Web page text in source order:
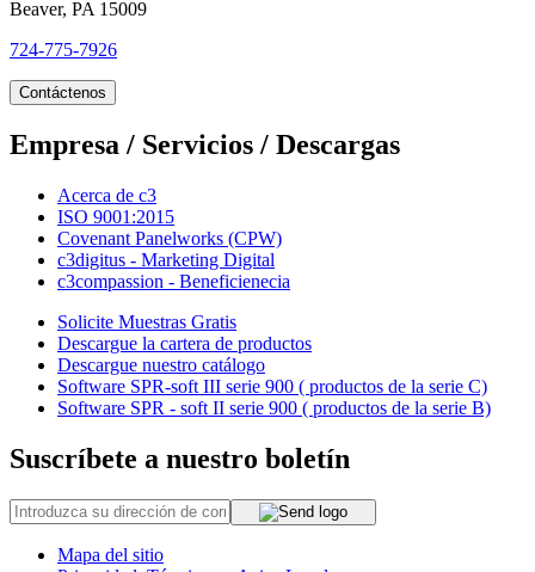
Beaver, PA 15009
724-775-7926
Contáctenos
Empresa / Servicios / Descargas
Acerca de c3
ISO 9001:2015
Covenant Panelworks (CPW)
c3digitus - Marketing Digital
c3compassion - Beneficienecia
Solicite Muestras Gratis
Descargue la cartera de productos
Descargue nuestro catálogo
Software SPR-soft III serie 900 ( productos de la serie C)
Software SPR - soft II serie 900 ( productos de la serie B)
Suscríbete a nuestro boletín
Mapa del sitio